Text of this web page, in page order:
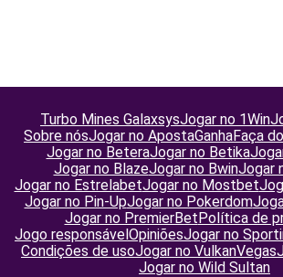
Turbo Mines GalaxsysJogar no 1Win
Sobre nósJogar no ApostaGanhaFaça
Jogar no BeteraJogar no Betika
Jogar no BlazeJogar no BwinJogar
Jogar no EstrelabetJogar no Mostbet
Jogar no Pin-UpJogar no Pokerdom
Jogar no PremierBetPolítica de
Jogo responsávelOpiniõesJogar no
Condições de usoJogar no VulkanVegas
Jogar no Wild Sultan